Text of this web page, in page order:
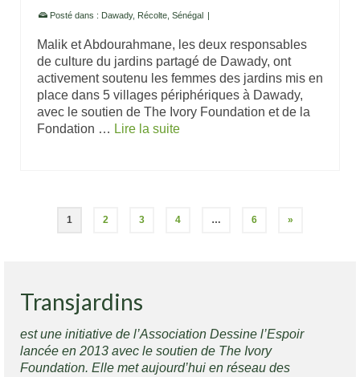
Posté dans : Dawady, Récolte Sénégal
Malik et Abdourahmane, les deux responsables
de culture du jardins partagé de Dawady, ont
activement soutenu les femmes des jardins mis en
place dans 5 villages périphériques à Dawady,
avec le soutien de The Ivory Foundation et de la
Fondation … Lire la suite
1 2 3 4 … 6 »
Transjardins
est une initiative de l’Association Dessine l’Espoir
lancée en 2013 avec le soutien de The Ivory
Foundation. Elle met aujourd’hui en réseau des